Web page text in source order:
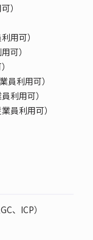
）
用可）
可）
員利用可）
利用可）
員利用可）
、ICP）